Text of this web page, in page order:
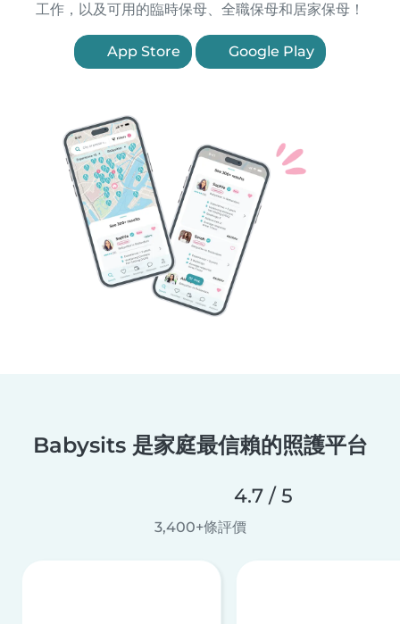
工作，以及可用的臨時保母、全職保母和居家保母！
App Store Google Play
Babysits 是家庭最信賴的照護平台
4.7 / 5
3,400+條評價